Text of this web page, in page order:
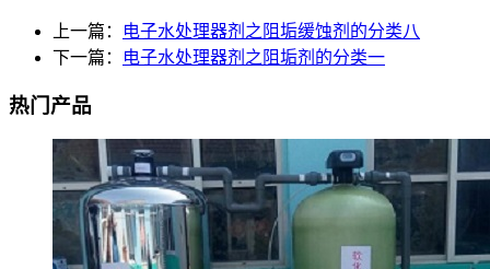
上一篇：
电子水处理器剂之阻垢缓蚀剂的分类八
下一篇：
电子水处理器剂之阻垢剂的分类一
热门产品